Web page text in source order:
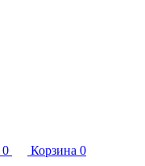
0 Корзина 0